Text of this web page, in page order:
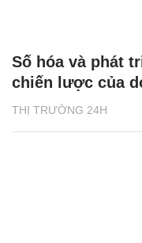
THỊ TRƯỜNG 24H
Số hóa và phát
chiến lược của